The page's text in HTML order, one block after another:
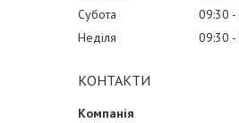
Субота
09:30
Неділя
09:30
КОНТАКТИ